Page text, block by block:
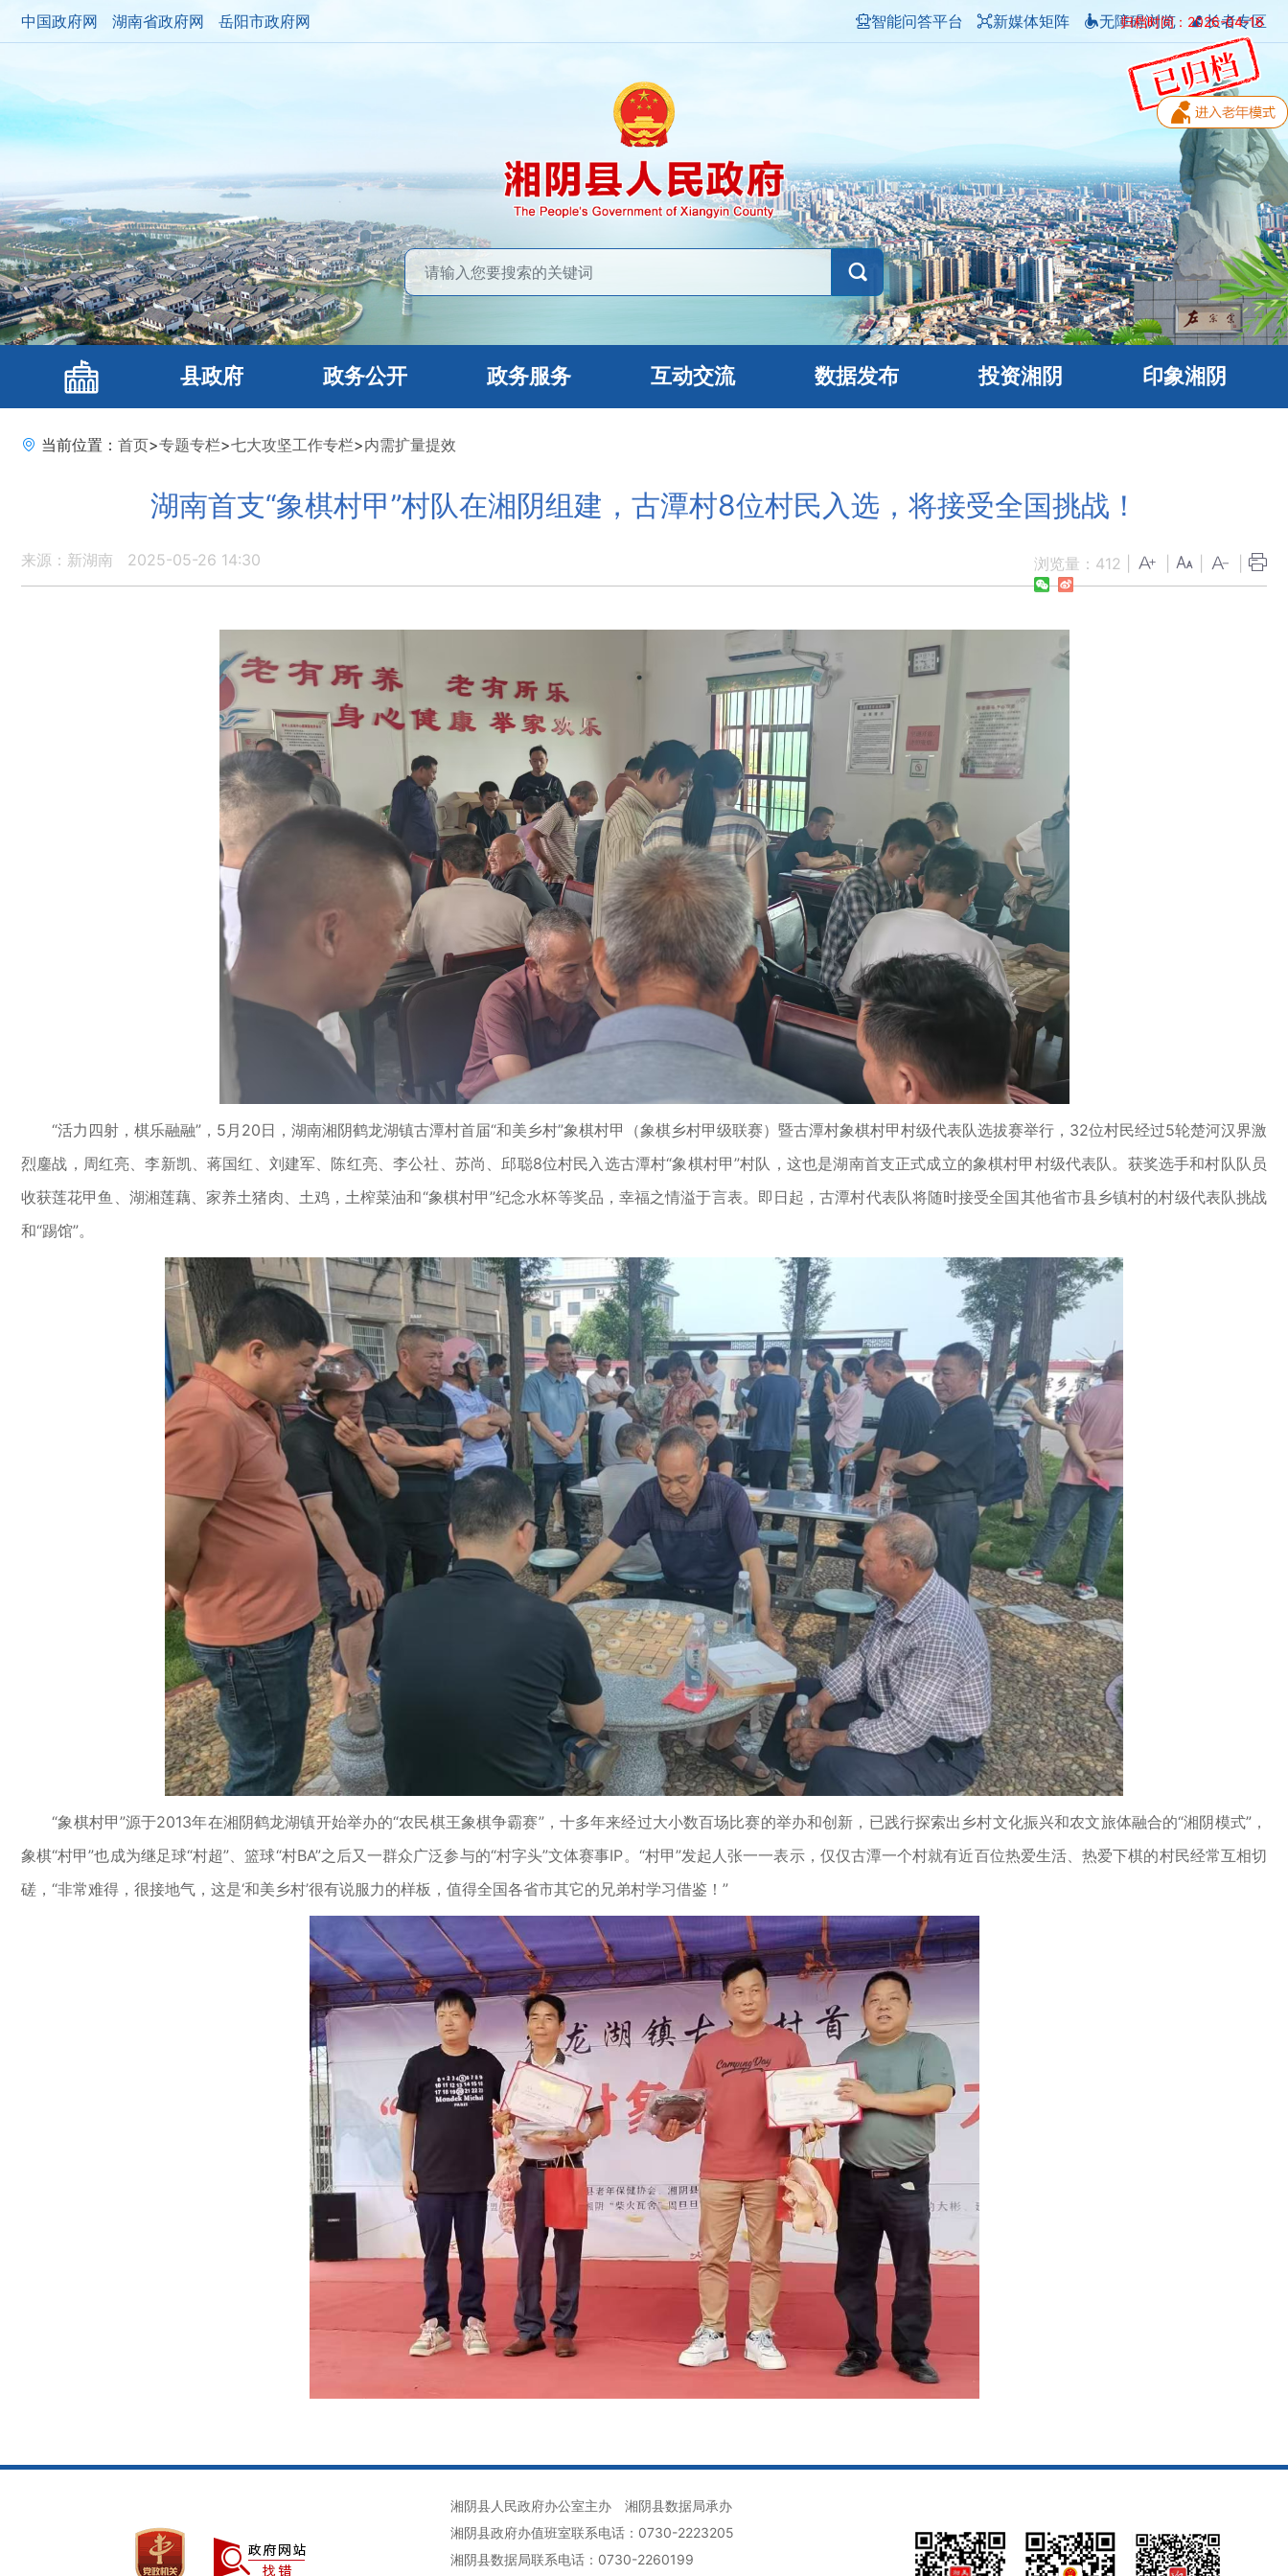
归档时间：2026-04-16
中国政府网 湖南省政府网 岳阳市政府网 智能问答平台 新媒体矩阵 无障碍浏览 长者专区
县政府 政务公开 政务服务 互动交流 数据发布 投资湘阴 印象湘阴
当前位置： 首页>专题专栏>七大攻坚工作专栏>内需扩量提效
湖南首支“象棋村甲”村队在湘阴组建，古潭村8位村民入选，将接受全国挑战！
来源：新湖南 2025-05-26 14:30 浏览量： 412
“活力四射，棋乐融融”，5月20日，湖南湘阴鹤龙湖镇古潭村首届“和美乡村”象棋村甲（象棋乡村甲级联赛）暨古潭村象棋村甲村级代表队选拔赛举行，32位村民经过5轮楚河汉界激
烈鏖战，周红亮、李新凯、蒋国红、刘建军、陈红亮、李公社、苏尚、邱聪8位村民入选古潭村“象棋村甲”村队，这也是湖南首支正式成立的象棋村甲村级代表队。获奖选手和村队队员
收获莲花甲鱼、湖湘莲藕、家养土猪肉、土鸡，土榨菜油和“象棋村甲”纪念水杯等奖品，幸福之情溢于言表。即日起，古潭村代表队将随时接受全国其他省市县乡镇村的村级代表队挑战
和“踢馆”。
“象棋村甲”源于2013年在湘阴鹤龙湖镇开始举办的“农民棋王象棋争霸赛”，十多年来经过大小数百场比赛的举办和创新，已践行探索出乡村文化振兴和农文旅体融合的“湘阴模式”，
象棋“村甲”也成为继足球“村超”、篮球“村BA”之后又一群众广泛参与的“村字头”文体赛事IP。“村甲”发起人张一一表示，仅仅古潭一个村就有近百位热爱生活、热爱下棋的村民经常互相切
磋，“非常难得，很接地气，这是‘和美乡村’很有说服力的样板，值得全国各省市其它的兄弟村学习借鉴！”
湘阴县人民政府办公室主办
湘阴县数据局承办
湘阴县政府办值班室联系电话：0730-2223205
湘阴县数据局联系电话：0730-2260199